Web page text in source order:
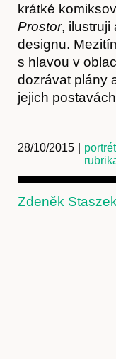
krátké
Prostor, ilustruji
designu.
s hlavou v
dozrávat plány
jejich
28/10/2015
Zdeněk Staszek